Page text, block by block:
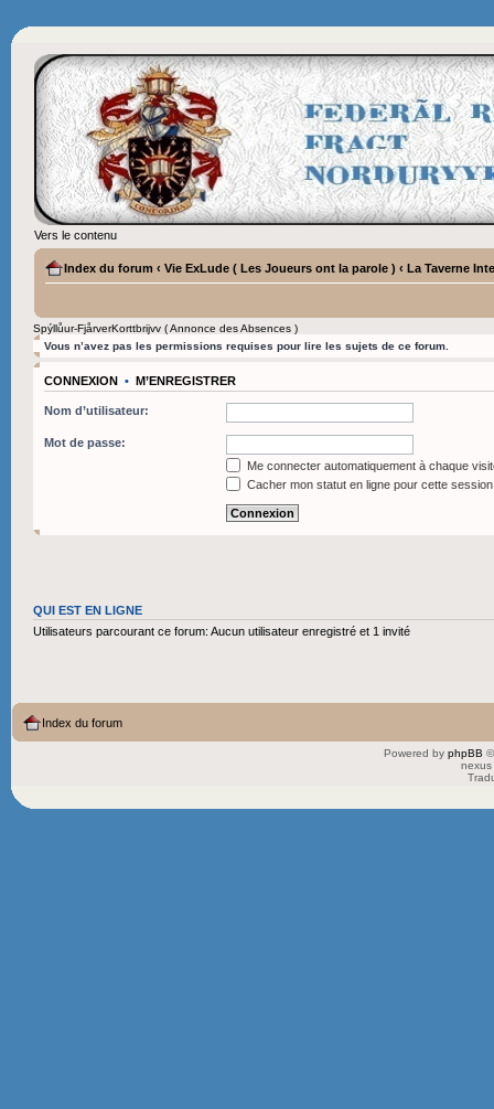
Vers le contenu
Index du forum ‹ Vie ExLude ( Les Joueurs ont la parole ) ‹ La Taverne
Spýllůur-FjårverKorttbrijvv ( Annonce des Absences )
Vous n’avez pas les permissions requises pour lire les sujets de ce forum.
CONNEXION • M’ENREGISTRER
Nom d’utilisateur:
Mot de passe:
Me connecter automatiquement à chaque
Cacher mon statut en ligne pour cette session
QUI EST EN LIGNE
Utilisateurs parcourant ce forum: Aucun utilisateur enregistré et 1 invité
Index du forum
Powered by phpBB